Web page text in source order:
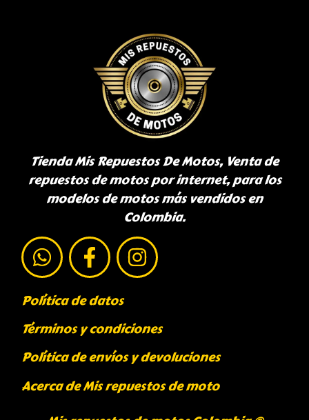
Tienda Mis Repuestos De Motos, Venta de
repuestos de motos por internet, para los
modelos de motos más vendidos en
Colombia.
Política de datos
Términos y condiciones
Política de envíos y devoluciones
Acerca de Mis repuestos de moto